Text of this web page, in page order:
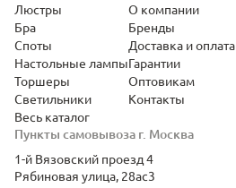
Пункты самовывоза г. Москва
1-й Вязовский проезд 4
Рябиновая улица, 28ас3
Люстры
Бра
Споты
Настольные лампы
Торшеры
Светильники
Весь каталог
О компании
Бренды
Доставка и оплата
Гарантии
Оптовикам
Контакты